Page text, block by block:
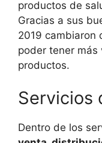
productos de
Gracias a sus
2019 cambiaron
poder tener
productos.
Servicios
Dentro de los